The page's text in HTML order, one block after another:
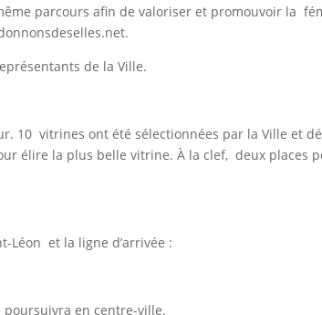
parcours afin de valoriser et promouvoir la
de la Ville.
10 vitrines ont été sélectionnées par la Ville et
élire la plus belle vitrine. À la clef, deux places
Léon et la ligne d’arrivée :
poursuivra en centre-ville.